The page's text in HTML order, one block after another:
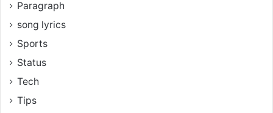
Paragraph
song lyrics
Sports
Status
Tech
Tips